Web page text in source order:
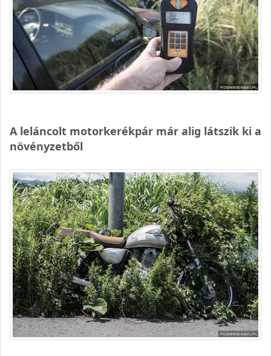
A leláncolt motorkerékpár már alig látszik ki a
növényzetből